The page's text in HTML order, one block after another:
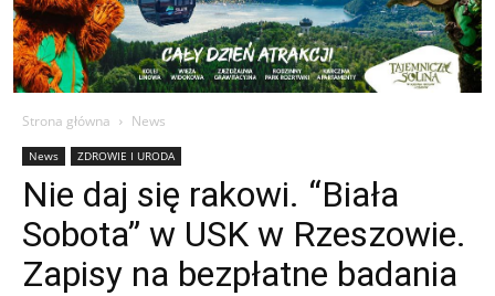
Strona główna News
News ZDROWIE I URODA
Nie daj się rakowi. “Biała
Sobota” w USK w Rzeszowie.
Zapisy na bezpłatne badania